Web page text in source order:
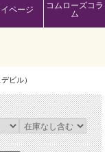
ページ
コムローズコラ
ム
ビル）